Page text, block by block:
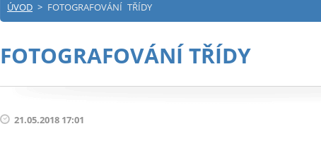
ÚVOD > FOTOGRAFOVÁNÍ TŘÍDY
FOTOGRAFOVÁNÍ TŘÍDY
21.05.2018 17:01